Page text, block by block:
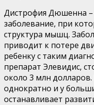
Дистрофия Дюшенна –
заболевание, при
структура мышц.
приводит к потере
ребенку с таким
препарат Элевидис,
около 3 млн
однократно и у
останавливает